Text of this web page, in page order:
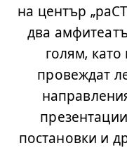
на център
два
голям,
провеждат
постановки и